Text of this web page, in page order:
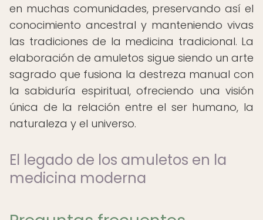
en muchas comunidades, preservando así el
conocimiento ancestral y manteniendo vivas
las tradiciones de la medicina tradicional. La
elaboración de amuletos sigue siendo un arte
sagrado que fusiona la destreza manual con
la sabiduría espiritual, ofreciendo una visión
única de la relación entre el ser humano, la
naturaleza y el universo.
El legado de los amuletos en la
medicina moderna